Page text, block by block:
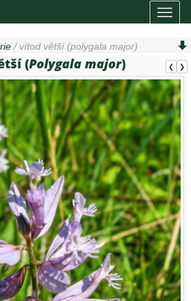
/ vítod větší (polygala major)
❮ ❯
(Polygala major)